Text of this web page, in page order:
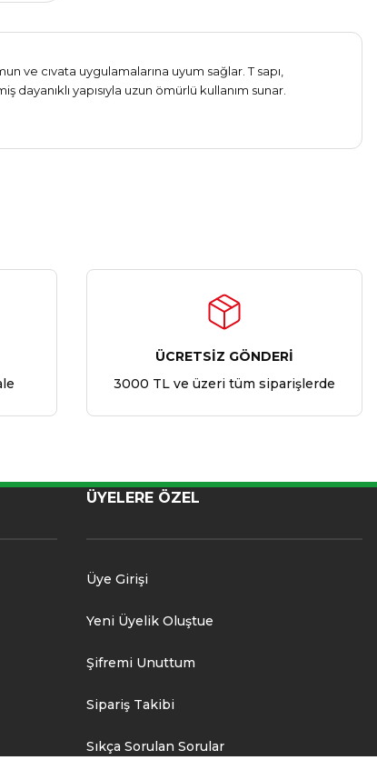
ve cıvata uygulamalarına uyum sağlar. T sapı,
yapısıyla uzun ömürlü kullanım sunar.
ÜCRETSİZ GÖNDERİ
3000 TL ve üzeri tüm siparişlerde
ÜYELERE ÖZEL
Üye Girişi
Yeni Üyelik Oluştue
Şifremi Unuttum
Sipariş Takibi
Sıkça Sorulan Sorular